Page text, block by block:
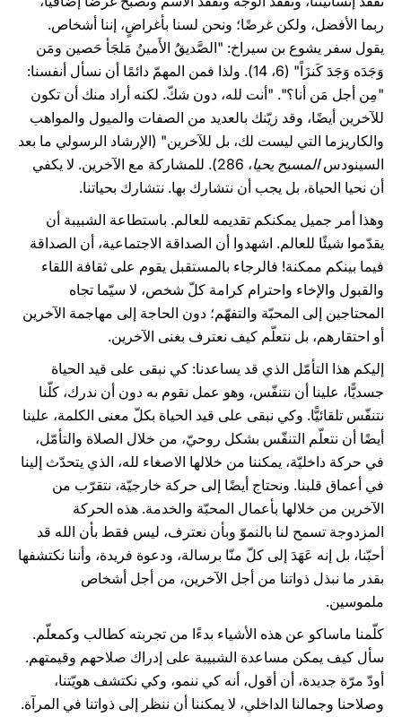
ربما الأفضل، ولكن غرضًا؛ ونحن لسنا بأغراضٍ، إننا أشخاص.
يقول سفر يشوع بن سيراخ: "الصَّديقُ الأَمينُ مَلجَأ حَصين ومَن
وَجَدَه وَجَدَ كَنزَاً" (6، 14). ولذا فمن المهمّ دائمًا أن نسأل أنفسنا:
"مِن أجل مَن أنا؟". "أنت لله، دون شكّ. لكنه أراد منك أن تكون
للآخرين أيضًا، وقد زيّنك بالعديد من الصفات والميول والمواهب
والكاريزما التي ليست لك، بل للآخرين" (الإرشاد الرسولي ما بعد
السينودسالمسيح يحيا
، 286). للمشاركة مع الآخرين. لا يكفي
أن نحيا الحياة، بل يجب أن نتشارك بها. نتشارك بحياتنا.
وهذا أمر جميل يمكنكم تقديمه للعالم. باستطاعة الشبيبة أن
يقدّموا شيئًا للعالم. اشهدوا أن الصداقة الاجتماعية، أن الصداقة
فيما بينكم ممكنة! فالرجاء بالمستقبل يقوم على ثقافة اللقاء
والقبول والإخاء واحترام كرامة كلّ شخص، لا سيّما تجاه
المحتاجين إلى المحبّة والتفهّم؛ دون الحاجة إلى مهاجمة الآخرين
أو احتقارهم، بل نتعلّم كيف نعترف بغنى الآخرين.
إليكم هذا التأمّل الذي قد يساعدنا: كي نبقى على قيد الحياة
جسديًّا، علينا أن نتنفّس، وهو عمل نقوم به دون أن ندرك، كلّنا
نتنفّس تلقائيًّا. وكي نبقى على قيد الحياة بكلّ معنى الكلمة، علينا
أيضًا أن نتعلّم التنفّس بشكل روحيّ، من خلال الصلاة والتأمّل،
في حركة داخليّة، يمكننا من خلالها الاصغاء لله، الذي يتحدّث إلينا
في أعماق قلبنا. ونحتاج أيضًا إلى حركة خارجيّة، نتقرّب من
الآخرين من خلالها بأعمال المحبّة والخدمة. هذه الحركة
المزدوجة تسمح لنا بالنموّ وبأن نعترف، ليس فقط بأن الله قد
أحبّنا، بل إنه عَهَدَ إلى كلّ منّا برسالة، ودعوة فريدة، وأننا نكتشفها
بقدر ما نبذل ذواتنا من أجل الآخرين، من أجل أشخاص
ملموسين.
كلّمنا ماساكو عن هذه الأشياء بدءًا من تجربته كطالب وكمعلّم.
سأل كيف يمكن مساعدة الشبيبة على إدراك صلاحهم وقيمتهم.
أودّ مرّة جديدة، أن أقول، أنه كي ننمو، وكي نكتشف هويّتنا،
وصلاحنا وجمالنا الداخلي، لا يمكننا أن ننظر إلى ذواتنا في المرآة.